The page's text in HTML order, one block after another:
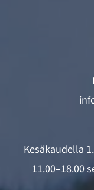
Kesäkaudella
11.00–18.00